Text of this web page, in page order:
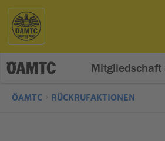
Mitgliedschaft
ÖAMTC RÜCKRUFAKTIONEN